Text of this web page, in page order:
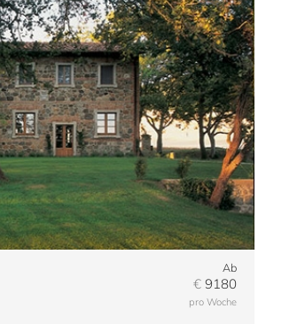
Ab
€ 9180
pro Woche